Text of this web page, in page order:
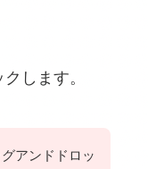
します。
アンドドロッ